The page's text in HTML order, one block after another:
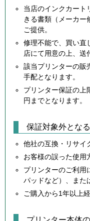
当店のインクカート
きる書類（メーカー
ご提供。
修理不能で、買い直
店にて用意の上、送
該当プリンターの販
手配となります。
プリンター保証の上
円までとなります。
保証対象外とな
他社の互換・リサイ
お客様の誤った使用
プリンターのご利用
パッドなど）、また
ご購入から1年以上